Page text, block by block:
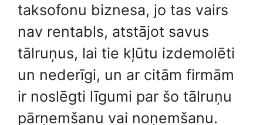
taksofonu biznesa, jo tas vairs
nav rentabls, atstājot savus
tālruņus, lai tie kļūtu izdemolēti
un nederīgi, un ar citām firmām
ir noslēgti līgumi par šo tālruņu
pārņemšanu vai noņemšanu.